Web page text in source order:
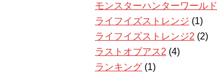
モンスターハンターワールド
ライフイズストレンジ (1)
ライフイズストレンジ2 (2)
ラストオブアス2 (4)
ランキング (1)